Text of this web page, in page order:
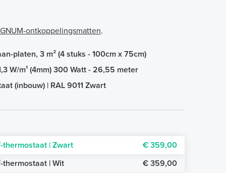
ontkoppelingsmatten.
platen, 3 m² (4 stuks - 100cm x 75cm)
W/m¹ (4mm) 300 Watt - 26,55 meter
(inbouw) | RAL 9011 Zwart
thermostaat | Zwart
€ 359,00
thermostaat | Wit
€ 359,00